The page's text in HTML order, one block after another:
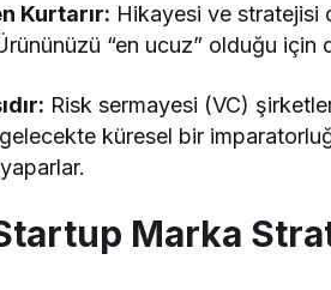
Kurtarır: Hikayesi ve stratejisi
“en ucuz” olduğu için
Risk sermayesi (VC)
küresel bir
Startup Marka